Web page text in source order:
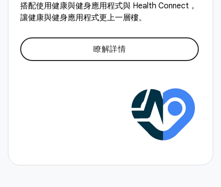
搭配使用健康與健身應用程式與 Health Connect，
讓健康與健身應用程式更上一層樓。
瞭解詳情